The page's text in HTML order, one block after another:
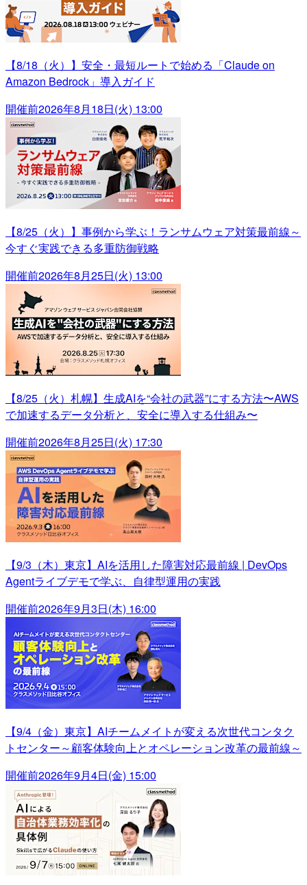
【8/18（火）】安全・最短ルートで始める「Claude on
Amazon Bedrock」導入ガイド
開催前2026年8月18日(火) 13:00
【8/25（火）】事例から学ぶ！ランサムウェア対策最前線～
今すぐ実践できる多重防御戦略
開催前2026年8月25日(火) 13:00
【8/25（火）札幌】生成AIを“会社の武器”にする方法〜AWS
で加速するデータ分析と、安全に導入する仕組み〜
開催前2026年8月25日(火) 17:30
【9/3（木）東京】AIを活用した障害対応最前線 | DevOps
Agentライブデモで学ぶ、自律型運用の実践
開催前2026年9月3日(木) 16:00
【9/4（金）東京】AIチームメイトが変える次世代コンタク
トセンター～顧客体験向上とオペレーション改革の最前線～
開催前2026年9月4日(金) 15:00